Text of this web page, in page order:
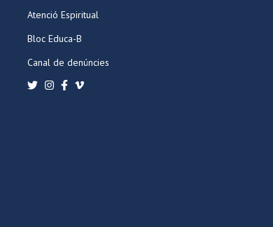
Atenció Espiritual
Bloc Educa-B
Canal de denúncies